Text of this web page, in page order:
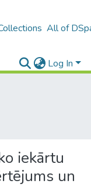
All of
Log In
iekārtu
un